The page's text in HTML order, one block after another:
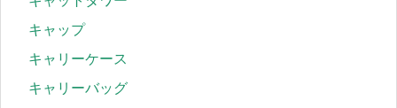
キャップ
キャリーケース
キャリーバッグ